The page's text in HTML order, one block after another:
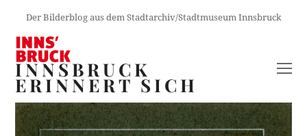
Der Bilderblog aus dem Stadtarchiv/Stadtmuseum Innsbruck
INNSBRUCK
ERINNERT SICH